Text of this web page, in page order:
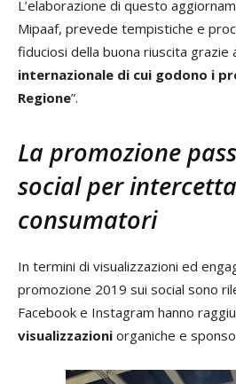
L’elaborazione di questo
Mipaaf, prevede tempistiche e
fiduciosi della buona riuscita grazie
internazionale di cui godono i
Regione”.
La promozione
social per
consumatori
In termini di visualizzazioni ed
promozione 2019 sui social sono
Facebook e Instagram hanno
visualizzazioni organiche e